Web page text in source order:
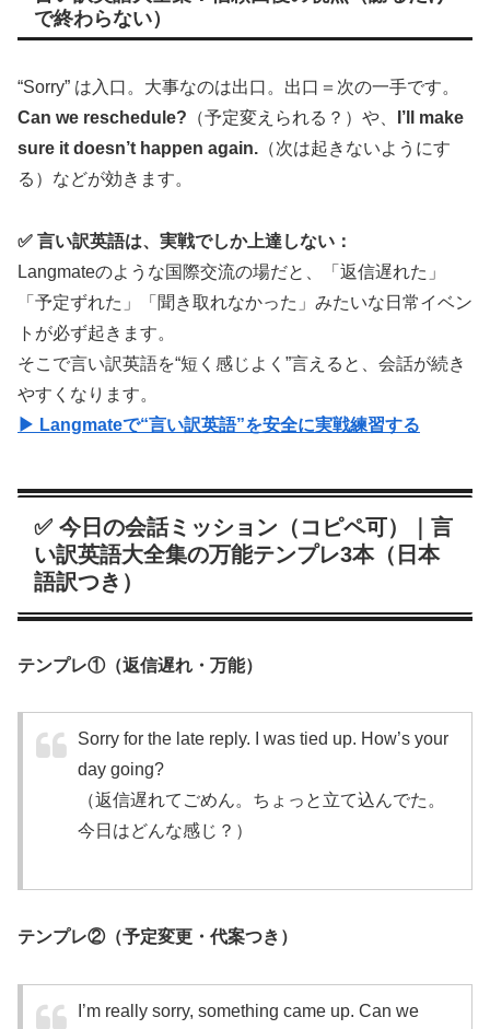
で終わらない）
“Sorry” は入口。大事なのは出口。出口＝次の一手です。
Can we reschedule? （予定変えられる？）や、
I’ll make
sure it doesn’t happen again. （次は起きないようにす
る）などが効きます。
✅ 言い訳英語は、実戦でしか上達しない：
Langmateのような国際交流の場だと、「返信遅れた」
「予定ずれた」「聞き取れなかった」みたいな日常イベン
トが必ず起きます。
そこで言い訳英語を“短く感じよく”言えると、会話が続き
やすくなります。
▶ Langmateで“言い訳英語”を安全に実戦練習する
✅ 今日の会話ミッション（コピペ可）｜言
い訳英語大全集の万能テンプレ3本（日本
語訳つき）
テンプレ①（返信遅れ・万能）
Sorry for the late reply. I was tied up. How’s your
day going?
（返信遅れてごめん。ちょっと立て込んでた。
今日はどんな感じ？）
テンプレ②（予定変更・代案つき）
I’m really sorry, something came up. Can we